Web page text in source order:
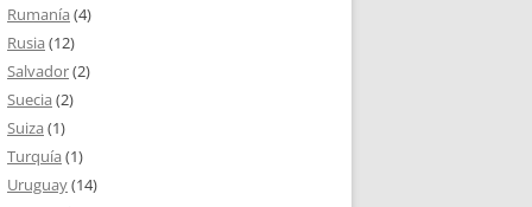
Rumanía (4)
Rusia (12)
Salvador(2)
Suecia (2)
Suiza (1)
Turquía (1)
Uruguay(14)